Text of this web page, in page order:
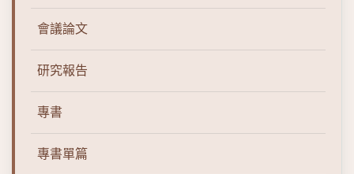
會議論文
研究報告
專書
專書單篇